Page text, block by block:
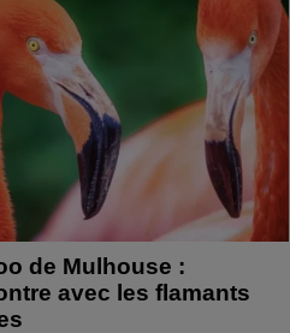
de Mulhouse :
avec les flamants